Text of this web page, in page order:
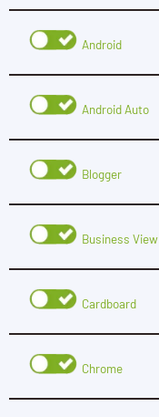
Android
Android Auto
Blogger
Business View
Cardboard
Chrome